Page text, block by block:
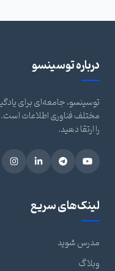
درباره توسینسو
توسینسو، جامعه‌ای برای
مختلف فناوری اطلاعات
را ارتقا دهید.
لینک‌های سریع
مدرس شوید
وبلاگ